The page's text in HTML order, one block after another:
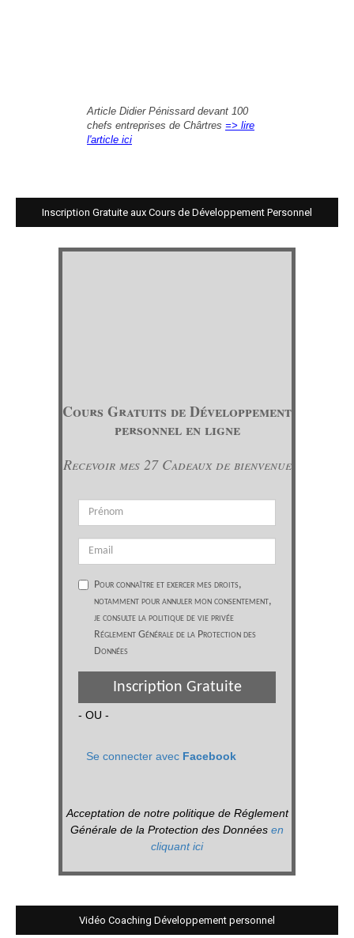
Article Didier Pénissard devant 100
chefs entreprises de Chârtres => lire
l'article ici
Inscription Gratuite aux Cours de Développement Personnel
Cours Gratuits de Développement
personnel en ligne
Recevoir mes 27 Cadeaux de bienvenue
Pour connaître et exercer mes droits,
notamment pour annuler mon consentement,
je consulte la politique de vie privée
Réglement Générale de la Protection des
Données
Inscription Gratuite
- OU -
Se connecter avec Facebook
Acceptation de notre politique de Réglement
Générale de la Protection des Données en
cliquant ici
Vidéo Coaching Développement personnel